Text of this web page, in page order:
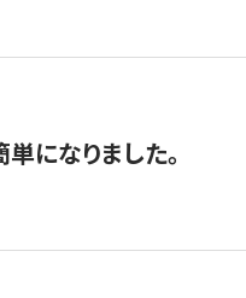
になりました。